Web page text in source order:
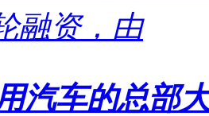
融资，由
汽车的总部